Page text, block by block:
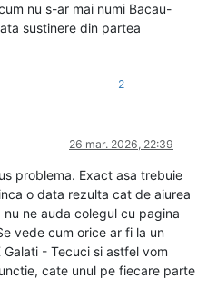
nu s-ar mai numi Bacau-
sustinere din partea
2
26 mar. 2026, 22:39
problema. Exact asa trebuie
o data rezulta cat de aiurea
nu ne auda colegul cu pagina
vede cum orice ar fi la un
- Tecuci si astfel vom
cate unul pe fiecare parte